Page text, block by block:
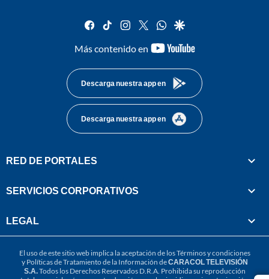
facebook
tiktok instagram
twitterwhatsapp
google
Más contenido en
youtube-
Descarga nuestra app en
Descarga nuestra app en
RED DE PORTALES
SERVICIOS CORPORATIVOS
LEGAL
El uso de este sitio web implica la aceptación de losTérminos y condiciones
y Políticas de Tratamiento de la Información deCARACOL TELEVISIÓN
S.A.Todos los Derechos Reservados D.R.A. Prohibida su reproducción